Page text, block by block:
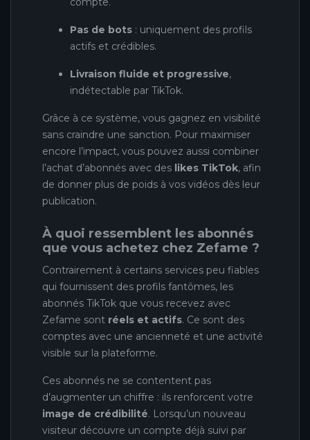
Pas de bots : uniquement des profils
actifs et crédibles.
Livraison fluide et progressive,
indétectable par TikTok.
Grâce à ce système, vous gagnez en visibilité
sans craindre une sanction. Pour maximiser
encore l’impact, vous pouvez aussi combiner
l’achat d’abonnés avec des likes TikTok, afin
de donner plus de poids à vos vidéos dès leur
publication.
À quoi ressemblent les abonnés
que vous achetez chez Zefame ?
Contrairement à certains services peu fiables
qui fournissent des profils fantômes, les
abonnés TikTok que vous recevez avec
Zefame sont réels et actifs. Ce sont des
comptes avec une ancienneté et une activité
visible sur la plateforme.
Ces abonnés ne se contentent pas
d’augmenter un chiffre : ils renforcent votre
image de crédibilité. Lorsqu’un nouveau
visiteur découvre un compte déjà suivi par